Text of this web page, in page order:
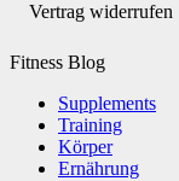
Vertrag widerrufen
Fitness Blog
Supplements
Training
Körper
Ernährung